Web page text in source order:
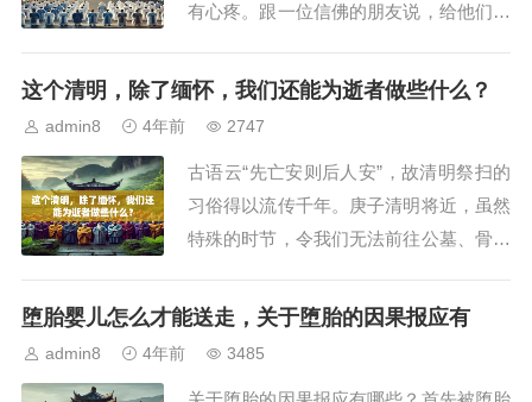
有心疼。跟一位信佛的朋友说，给他们做
那种负重感，我摇头，因为心里明白，佛
度衡的。亦如，大庙佛前领年的第一炷
香，就像一件价...
这个清明，除了缅怀，我们还能为逝者做些什么？
admin8 4年前 2747
古语云“先亡安则后人安”，故清明祭扫的
习俗得以流传千年。庚子清明将近，虽然
特殊的时节，令我们无法前往公墓、骨灰
度”这一方便法门，令已故的亲友离苦得
堕胎婴儿怎么才能送走，关于堕胎的因果报应有
admin8 4年前 3485